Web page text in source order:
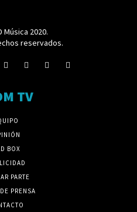
Música 2020.
reservados.
TV
BOX
PARTE
PRENSA